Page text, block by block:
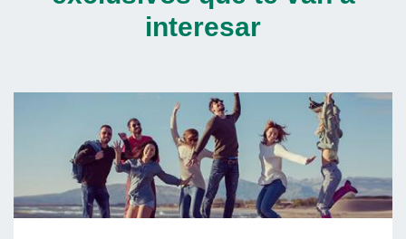
interesar